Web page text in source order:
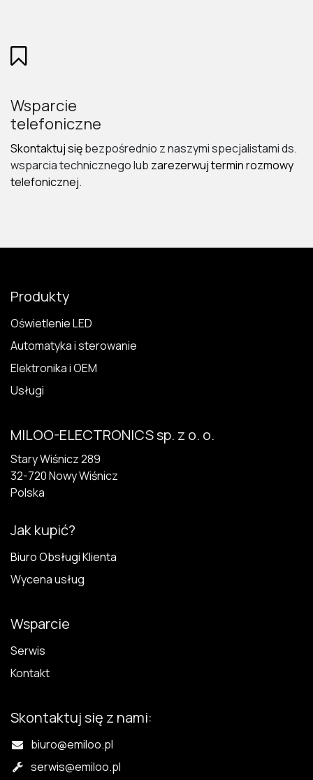
Wsparcie
telefoniczne
Skontaktuj siębezpośrednio z naszymi specjalistami ds.
wsparcia technicznego lub zarezerwuj termin rozmowy
telefonicznej.
Produkty
Oświetlenie LED
Automatyka i sterowanie
Elektronika i OEM
Usługi
MILOO-ELECTRONICS sp. z o. o.
Stary Wiśnicz 289
32-720 N​owy Wiśnicz
Polska
Jak kupić?
Biuro Obsługi Klienta
Wycena usług
Wsparcie
Serwis
Kontakt
Skontaktuj się z nami:
biuro@emiloo.pl
serwis@emiloo.pl